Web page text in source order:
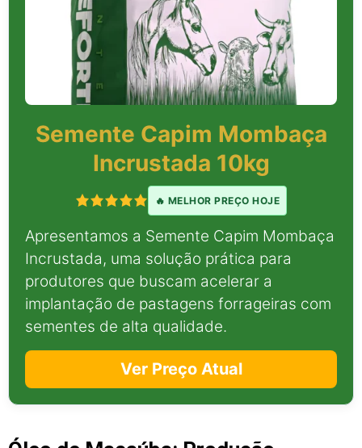
Semente Capim Mombaça
Incrustada 10kg
🔥 MELHOR PREÇO HOJE
Apresentamos a Semente Capim Mombaça
Incrustada, uma solução prática para
produtores que buscam acelerar a
implantação de pastagens forrageiras com
sementes de alta qualidade.
Ver Preço Atual